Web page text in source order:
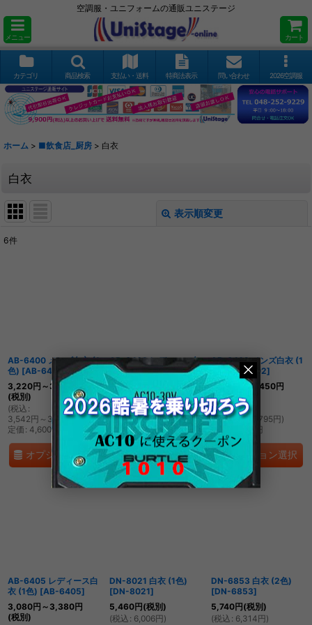
空調服・ユニフォームの通販ユニステージ
メニュー カート
カテゴリ 商品検索 支払い・送料 特商法表示 問い合わせ 2026空調服
ホーム > ■飲食店_厨房 > 白衣
白衣
表示順変更
6件
AB-6400 メンズ白衣 (1
色) [AB-6400 ]
3,220円 ～3,520
(税別)
(税込 :
3,542円 ～3,872円)
定価 : 4,600円
オプション選択
AB-6403 レディース白
衣 (1色) [AB-6403]
3,150
(税別)
( 税込:
3,465円～3,795円)
: 4,500円
オプション選択
AB-6402 メンズ白衣 (1
AB-6402]
3,150
～3,450円
(税別)
(税込:
3,465円～3,795円)
円
オプション選択
AB-6405 レディース白
衣 (1色) [AB-6405]
3,080円 ～3,380円
(税別)
DN-8021 白衣 (1色)
[DN-8021]
5,460円(税別)
(税込 : 6,006円)
DN-6853 白衣 (2色)
[DN-6853]
5,740円(税別)
(税込 : 6,314円)